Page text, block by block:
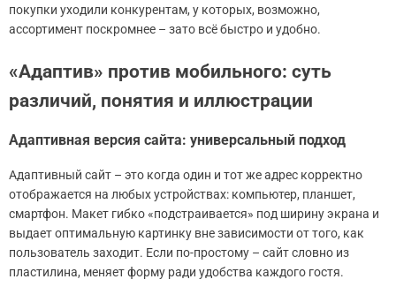
покупки уходили конкурентам, у которых, возможно,
ассортимент поскромнее – зато всё быстро и удобно.
«Адаптив» против мобильного: суть
различий, понятия и иллюстрации
Адаптивная версия сайта: универсальный подход
Адаптивный сайт – это когда один и тот же адрес корректно
отображается на любых устройствах: компьютер, планшет,
смартфон. Макет гибко «подстраивается» под ширину экрана и
выдает оптимальную картинку вне зависимости от того, как
пользователь заходит. Если по-простому – сайт словно из
пластилина, меняет форму ради удобства каждого гостя.